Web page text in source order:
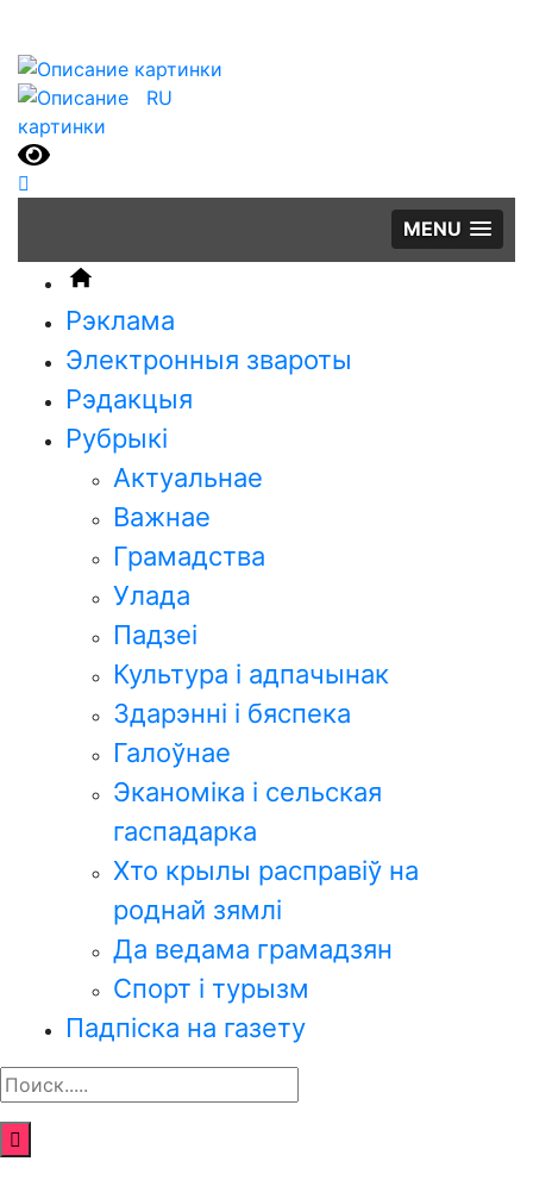
MENU
Рэклама
Электронныя звароты
Рэдакцыя
Рубрыкi
Актуальнае
Важнае
Грамадства
Улада
Падзеі
Культура і адпачынак
Здарэнні і бяспека
Галоўнае
Эканоміка і сельская
гаспадарка
Хто крылы расправіў на
роднай зямлі
Да ведама грамадзян
Спорт і турызм
Падпіска на газету
RU